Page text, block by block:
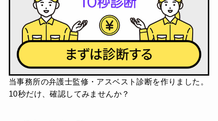
当事務所の弁護士監修・アスベスト診断を作りました。
10秒だけ、確認してみませんか？